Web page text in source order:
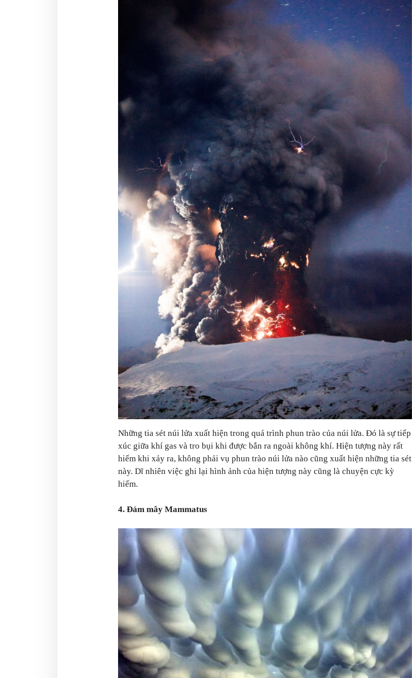
Những tia sét núi lửa xuất hiện trong quá trình phun trào của núi lửa. Đó là sự tiếp
xúc giữa khí gas và tro bụi khi được bắn ra ngoài không khí. Hiện tượng này rất
hiếm khi xảy ra, không phải vụ phun trào núi lửa nào cũng xuất hiện những tia sét
này. Dĩ nhiên việc ghi lại hình ảnh của hiện tượng này cũng là chuyện cực kỳ
hiếm.
4. Đám mây Mammatus